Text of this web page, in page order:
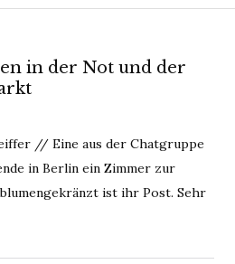
in der Not und der
// Eine aus der Chatgruppe
in Berlin ein Zimmer zur
ist ihr Post. Sehr